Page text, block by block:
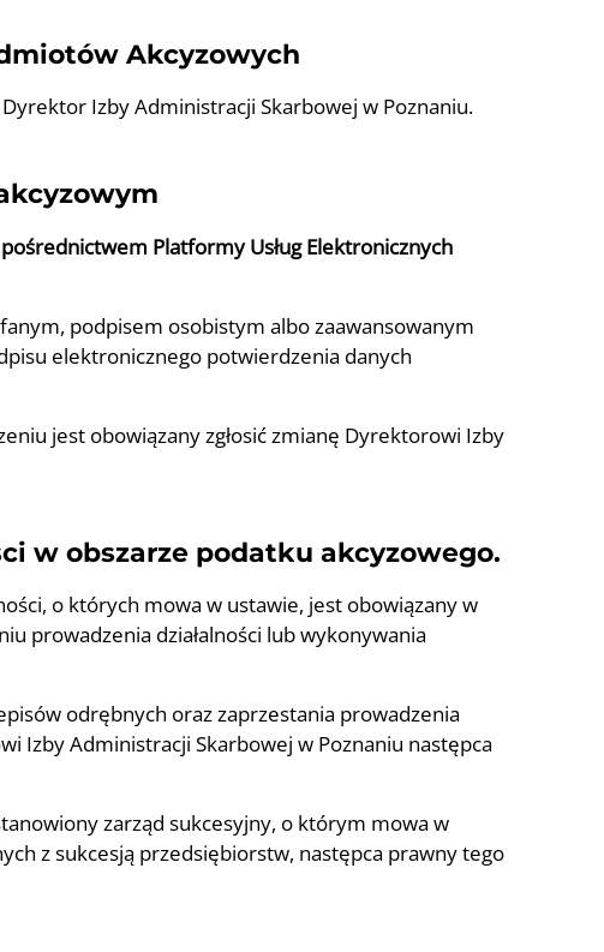
Akcyzowych
Izby Administracji Skarbowej w Poznaniu.
Platformy Usług Elektronicznych
podpisem osobistym albo zaawansowanym
elektronicznego potwierdzenia danych
jest obowiązany zgłosić zmianę Dyrektorowi Izby
w obszarze podatku akcyzowego.
o których mowa w ustawie, jest obowiązany w
prowadzenia działalności lub wykonywania
odrębnych oraz zaprzestania prowadzenia
Izby Administracji Skarbowej w Poznaniu następca
zarząd sukcesyjny, o którym mowa w
z sukcesją przedsiębiorstw, następca prawny tego